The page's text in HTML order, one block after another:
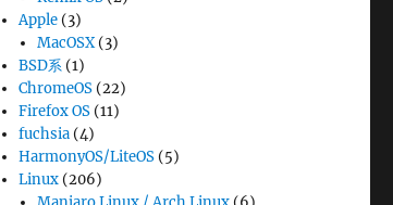
Apple (3)
MacOSX(3)
BSD系 (1)
ChromeOS (22)
Firefox OS (11)
fuchsia (4)
HarmonyOS/LiteOS (5)
Linux (206)